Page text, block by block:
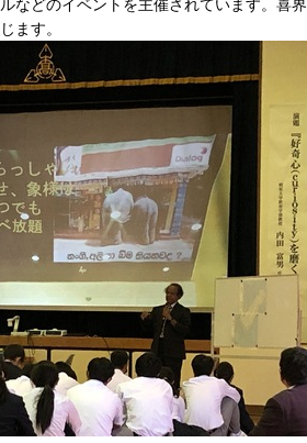
などのイベントを主催されています。喜界
ます。